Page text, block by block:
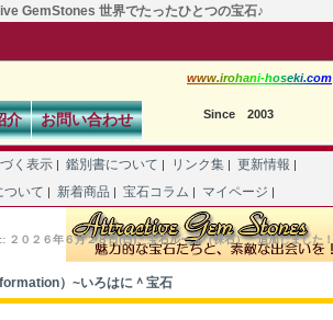
GemStones 世界でたったひとつの宝石♪
www.irohani-hoseki.com
介 お問い合わせ Since 2003
く表示 | 鑑別書について | リンク集 | 更新情報 |
ついて | 新着商品 | 宝石コラム | マイページ |
０２６年６月２８日(日)、宝石ルース（裸石）、追加しました！
）~いろはに＾宝石